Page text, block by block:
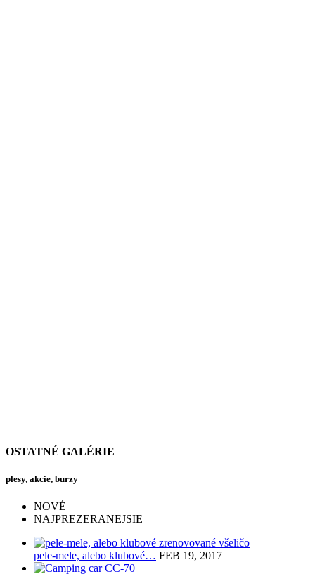
OSTATNÉ GALÉRIE
plesy, akcie, burzy
NOVÉ
NAJPREZERANEJSIE
pele-mele, alebo klubové… FEB 19, 2017